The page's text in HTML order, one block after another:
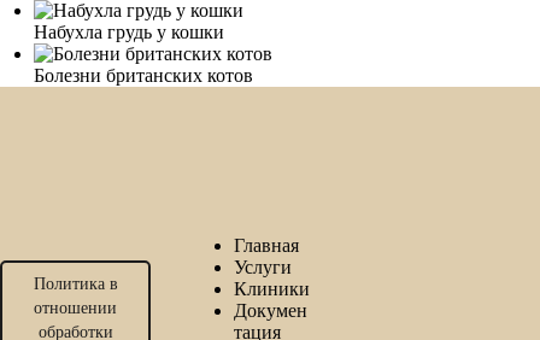
Набухла грудь у кошки
Болезни британских котов
Политика в
отношении
обработки
Главная
Услуги
Клиники
Докумен
тация